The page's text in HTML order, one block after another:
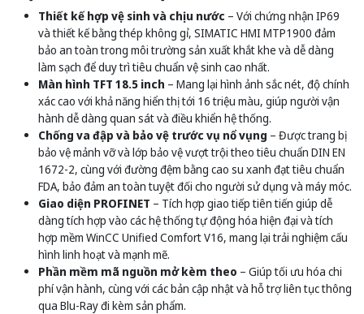
Thiết kế hợp vệ sinh và chịu nước – Với chứng nhận IP69
và thiết kế bằng thép không gỉ, SIMATIC HMI MTP1900 đảm
bảo an toàn trong môi trường sản xuất khắt khe và dễ dàng
làm sạch để duy trì tiêu chuẩn vệ sinh cao nhất.
Màn hình TFT 18.5 inch – Mang lại hình ảnh sắc nét, độ chính
xác cao với khả năng hiển thị tới 16 triệu màu, giúp người vận
hành dễ dàng quan sát và điều khiển hệ thống.
Chống va đập và bảo vệ trước vụ nổ vụng – Được trang bị
bảo vệ mảnh vỡ và lớp bảo vệ vượt trội theo tiêu chuẩn DIN EN
1672-2, cùng với đường đệm bằng cao su xanh đạt tiêu chuẩn
FDA, bảo đảm an toàn tuyệt đối cho người sử dụng và máy móc.
Giao diện PROFINET – Tích hợp giao tiếp tiên tiến giúp dễ
dàng tích hợp vào các hệ thống tự động hóa hiện đại và tích
hợp mềm WinCC Unified Comfort V16, mang lại trải nghiệm cấu
hình linh hoạt và mạnh mẽ.
Phần mềm mã nguồn mở kèm theo – Giúp tối ưu hóa chi
phí vận hành, cùng với các bản cập nhật và hỗ trợ liên tục thông
qua Blu-Ray đi kèm sản phẩm.